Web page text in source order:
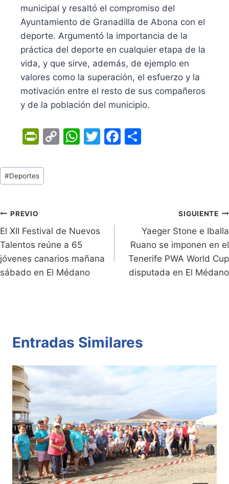
municipal y resaltó el compromiso del
Ayuntamiento de Granadilla de Abona con el
deporte. Argumentó la importancia de la
práctica del deporte en cualquier etapa de la
vida, y que sirve, además, de ejemplo en
valores como la superación, el esfuerzo y la
motivación entre el resto de sus compañeros
y de la población del municipio.
Pr
tF
ri
dl
y
C
k
W
p
T
F
k
Tags
de
#Deportes
Navegación
de
entradas
PREVIO
El XII Festival de Nuevos
Talentos reúne a 65
jóvenes canarios mañana
sábado en El Médano
SIGUIENTE
Yaeger Stone e Iballa
Ruano se imponen en el
Tenerife PWA World Cup
disputada en El Médano
Entradas Similares